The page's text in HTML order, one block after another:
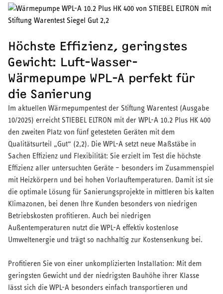
Höchste Effizienz, geringstes
Gewicht: Luft-Wasser-
Wärmepumpe WPL-A perfekt für
die Sanierung
Im aktuellen Wärmepumpentest der Stiftung Warentest (Ausgabe
10/2025) erreicht STIEBEL ELTRON mit der WPL-A 10.2 Plus HK 400
den zweiten Platz von fünf getesteten Geräten mit dem
Qualitätsurteil „Gut“ (2,2). Die WPL-A setzt neue Maßstäbe in
Sachen Effizienz und Flexibilität: Sie erzielt im Test die höchste
Effizienz aller untersuchten Geräte – besonders im Zusammenspiel
mit Heizkörpern und bei hohen Vorlauftemperaturen. Damit ist sie
die optimale Lösung für Sanierungsprojekte in mittleren bis kalten
Klimazonen, bei denen Ihre Kunden besonders von niedrigen
Betriebskosten profitieren. Auch bei niedrigen
Außentemperaturen nutzt die WPL-A effektiv kostenlose
Umweltenergie und trägt so nachhaltig zur Kostensenkung bei.
Profitieren Sie von einer unkomplizierten Installation: Mit dem
geringsten Gewicht und der niedrigsten Bauhöhe ihrer Klasse
lässt sich die WPL-A besonders einfach transportieren und